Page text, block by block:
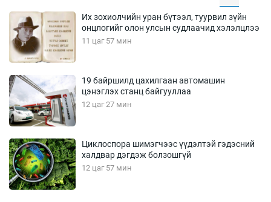
Их зохиолчийн уран бүтээл, туурвил зүйн
онцлогийг олон улсын судлаачид хэлэлцлээ
11 цаг 57 мин
19 байршилд цахилгаан автомашин
цэнэглэх станц байгууллаа
12 цаг 27 мин
Циклоспора шимэгчээс үүдэлтэй гэдэсний
халдвар дэгдэж болзошгүй
12 цаг 57 мин